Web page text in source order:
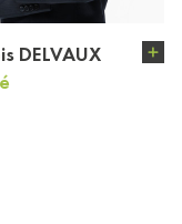
DELVAUX